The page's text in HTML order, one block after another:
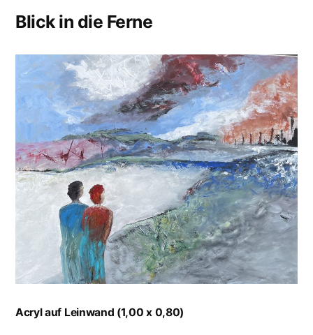
Blick in die Ferne
Acryl auf Leinwand (1,00 x 0,80)